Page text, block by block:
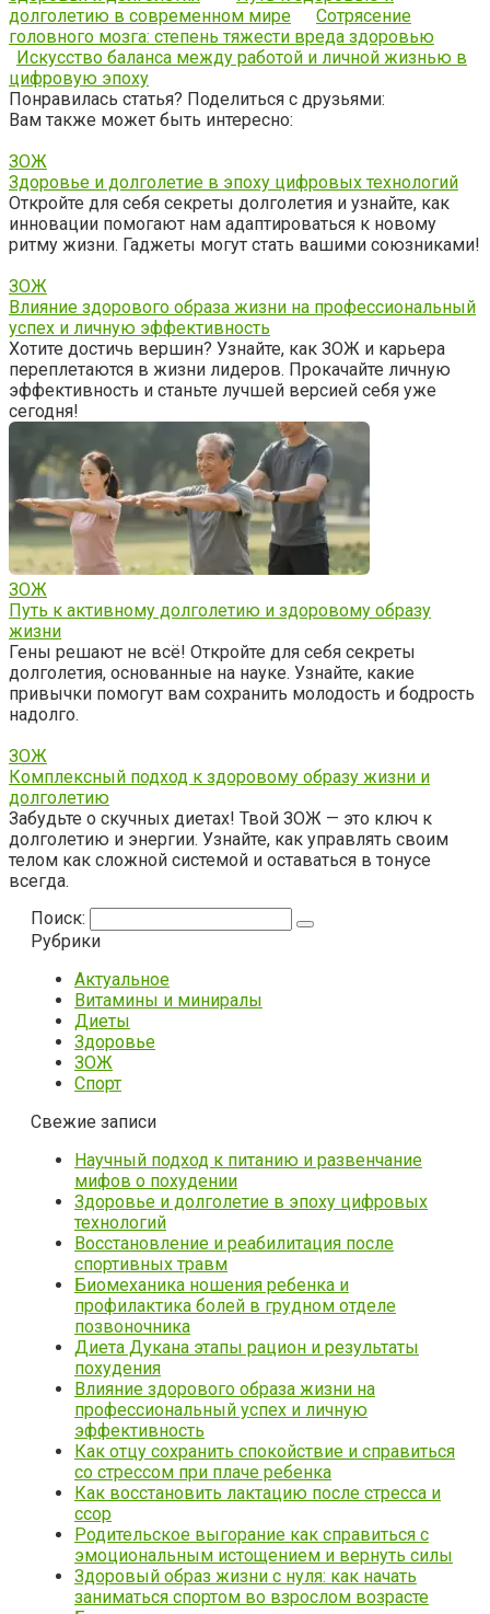
долголетию в современном мире
Сотрясение
головного мозга: степень тяжести вреда здоровью
Искусство баланса между работой и личной жизнью в
цифровую эпоху
Понравилась статья? Поделиться с друзьями:
Вам также может быть интересно:
ЗОЖ
Здоровье и долголетие в эпоху цифровых технологий
Откройте для себя секреты долголетия и узнайте, как
инновации помогают нам адаптироваться к новому
ритму жизни. Гаджеты могут стать вашими союзниками!
ЗОЖ
Влияние здорового образа жизни на профессиональный
успех и личную эффективность
Хотите достичь вершин? Узнайте, как ЗОЖ и карьера
переплетаются в жизни лидеров. Прокачайте личную
эффективность и станьте лучшей версией себя уже
сегодня!
ЗОЖ
Путь к активному долголетию и здоровому образу
жизни
Гены решают не всё! Откройте для себя секреты
долголетия, основанные на науке. Узнайте, какие
привычки помогут вам сохранить молодость и бодрость
надолго.
ЗОЖ
Комплексный подход к здоровому образу жизни и
долголетию
Забудьте о скучных диетах! Твой ЗОЖ — это ключ к
долголетию и энергии. Узнайте, как управлять своим
телом как сложной системой и оставаться в тонусе
всегда.
Поиск:
Рубрики
Актуальное
Витамины и миниралы
Диеты
Здоровье
ЗОЖ
Спорт
Свежие записи
Научный подход к питанию и развенчание
мифов о похудении
Здоровье и долголетие в эпоху цифровых
технологий
Восстановление и реабилитация после
спортивных травм
Биомеханика ношения ребенка и
профилактика болей в грудном отделе
позвоночника
Диета Дукана этапы рацион и результаты
похудения
Влияние здорового образа жизни на
профессиональный успех и личную
эффективность
Как отцу сохранить спокойствие и справиться
со стрессом при плаче ребенка
Как восстановить лактацию после стресса и
ссор
Родительское выгорание как справиться с
эмоциональным истощением и вернуть силы
Здоровый образ жизни с нуля: как начать
заниматься спортом во взрослом возрасте